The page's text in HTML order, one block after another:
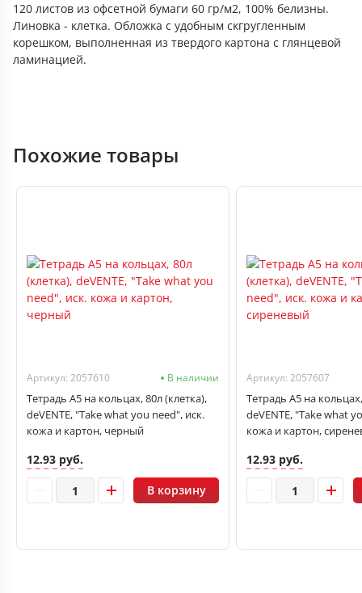
120 листов из офсетной бумаги 60 гр/м2, 100% белизны.
Линовка - клетка. Обложка с удобным скгругленным
корешком, выполненная из твердого картона с глянцевой
ламинацией.
Похожие товары
Артикул: 2057610 В наличии
Тетрадь А5 на кольцах, 80л (клетка),
deVENTE, "Take what you need", иск.
кожа и картон, черный
12.93 руб.
В корзину
Артикул: 2057607
Тетрадь А5 на
deVENTE, "Take what
кожа и картон,
12.93 руб.